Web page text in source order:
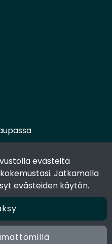
evästeitä
Jatkamalla
evästeiden käytön.